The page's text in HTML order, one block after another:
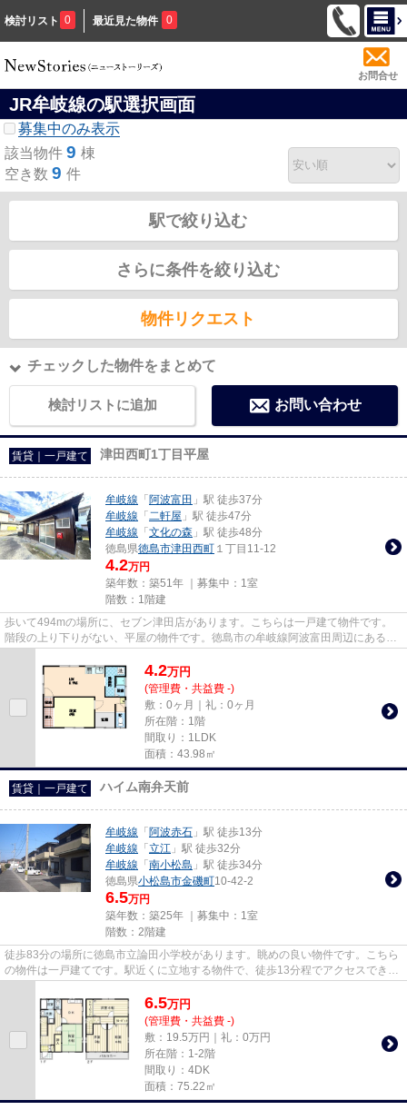
検討リスト 0 最近見た物件 0
お問合せ
JR牟岐線の駅選択画面
募集中のみ表示
該当物件 9 棟
空き数 9 件
駅で絞り込む
さらに条件を絞り込む
物件リクエスト
チェックした物件をまとめて
検討リストに追加 お問い合わせ
賃貸｜一戸建て 津田西町1丁目平屋
牟岐線 「 阿波富田 」駅 徒歩37分
牟岐線 「 二軒屋 」駅 徒歩47分
牟岐線 「 文化の森 」駅 徒歩48分
徳島県徳島市津田西町 １丁目11-12
4.2万円
築年数：築51年 ｜募集中： 1室
階数：1階建
歩いて494mの場所に、セブン津田店があります。こちらは一戸建て物件です。
階段の上り下りがない、平屋の物件です。徳島市の牟岐線阿波富田周辺にある数
4.2万円
(管理費・共益費 -)
敷：0ヶ月｜礼：0ヶ月
所在階：1階
間取り：1LDK
面積：43.98㎡
賃貸｜一戸建て ハイム南弁天前
牟岐線 「 阿波赤石 」駅 徒歩13分
牟岐線 「 立江 」駅 徒歩32分
牟岐線 「 南小松島 」駅 徒歩34分
徳島県小松島市金磯町10-42-2
6.5万円
築年数：築25年 ｜募集中： 1室
階数：2階建
徒歩83分の場所に徳島市立論田小学校があります。眺めの良い物件です。こちら
の物件は一戸建てです。駅近くに立地する物件で、徒歩13分程でアクセスできま
6.5万円
(管理費・共益費 -)
敷：19.5万円｜礼：0万円
所在階：1-2階
間取り：4DK
面積：75.22㎡